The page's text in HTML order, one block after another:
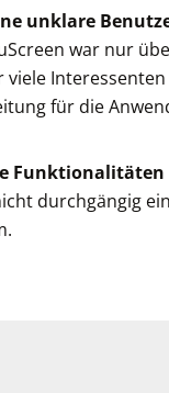
unklare
war nur
für die
Funktionalitäten
durchgängig